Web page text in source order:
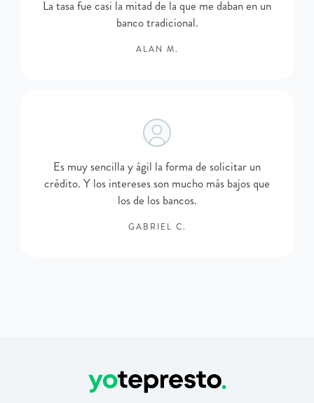
La tasa fue casi la mitad de la que me daban en un
banco tradicional.
ALAN M.
Es muy sencilla y ágil la forma de solicitar un
crédito. Y los intereses son mucho más bajos que
los de los bancos.
GABRIEL C.